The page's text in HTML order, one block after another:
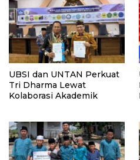
UBSI dan UNTAN Perkuat
Tri Dharma Lewat
Kolaborasi Akademik